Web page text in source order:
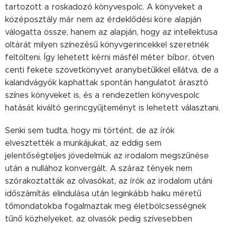
tartozott a roskadozó könyvespolc. A könyveket a
középosztály már nem az érdeklődési köre alapján
válogatta össze, hanem az alapján, hogy az intellektusa
oltárát milyen színezésű könyvgerincekkel szeretnék
feltölteni. Így lehetett kérni másfél méter bíbor, ötven
centi fekete szövetkönyvet aranybetűkkel ellátva, de a
kalandvágyók kaphattak spontán hangulatot árasztó
színes könyveket is, és a rendezetlen könyvespolc
hatását kiváltó gerincgyűjteményt is lehetett választani.
Senki sem tudta, hogy mi történt, de az írók
elvesztették a munkájukat, az eddig sem
jelentőségteljes jövedelmük az irodalom megszűnése
után a nullához konvergált. A száraz tények nem
szórakoztatták az olvasókat, az írók az irodalom utáni
időszámítás elindulása után leginkább haiku méretű
tőmondatokba fogalmaztak meg életbölcsességnek
tűnő közhelyeket, az olvasók pedig szívesebben